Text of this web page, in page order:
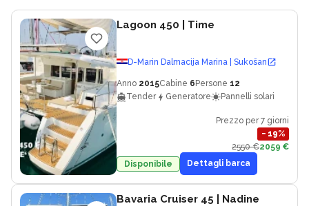
Lagoon 450 | Time
D-Marin Dalmacija Marina | Sukošan
Anno 2015Cabine 6 Persone 12
Tender
Generatore Pannelli solari
Prezzo per 7 giorni
− 19%
2550 €2059 €
Disponibile
Dettagli barca
Bavaria Cruiser 45 | Nadine